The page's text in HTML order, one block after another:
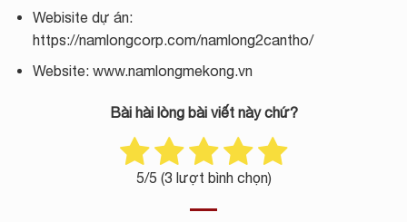
Webisite dự án:
https://namlongcorp.com/namlong2cantho/
Website: www.namlongmekong.vn
Bài hài lòng bài viết này chứ?
5/5 (3 lượt bình chọn)